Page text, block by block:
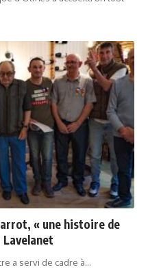
« une histoire de
a servi de cadre à…